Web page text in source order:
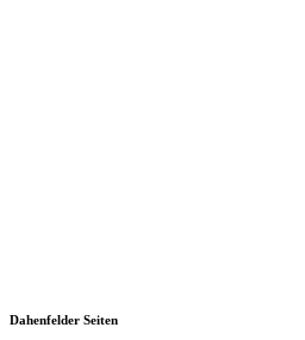
Dahenfelder Seiten